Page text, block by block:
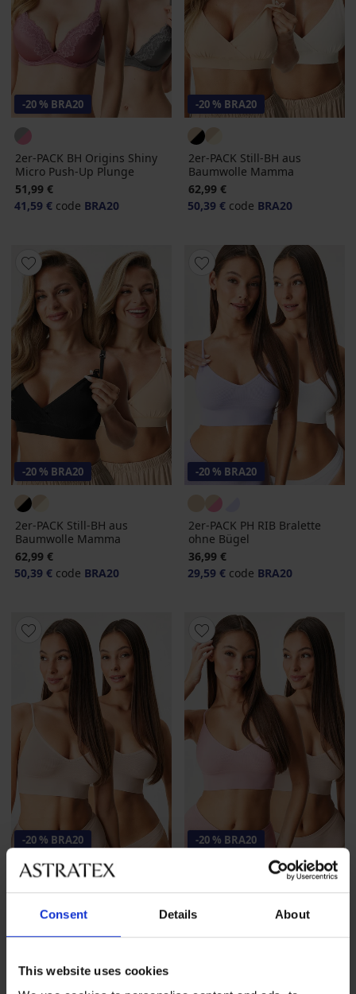
Consent Details About
This website uses cookies
-20 % BRA20
2er-PACK BH Origins Shiny
Micro Push-Up Plunge
51,99 €
41,59 € code BRA20
-20 % BRA20
2er-PACK Still-BH aus
Baumwolle Mamma
62,99 €
50,39 € code BRA20
-20 % BRA20
2er-PACK Still-BH aus
Baumwolle Mamma
62,99 €
50,39 € code BRA20
-20 % BRA20
2er-PACK PH RIB Bralette
ohne Bügel
36,99 €
29,59 € code BRA20
-20 % BRA20
2er-PACK PH RIB Bralette
ohne Bügel
36,99 €
29,59 €codeBRA20
-20 % BRA20
2er-PACK PH RIB Bralette
ohne Bügel
36,99 €
29,59 €codeBRA20